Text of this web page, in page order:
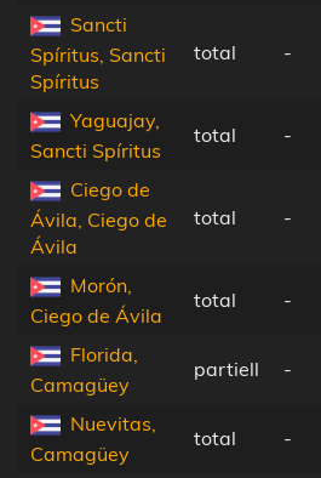
Sancti
Spíritus, Sancti
Spíritus
total -
Yaguajay,
Sancti Spíritus
total -
Ciego de
Ávila, Ciego de
Ávila
total -
Morón,
Ciego de Ávila
total -
Florida,
Camagüey
partiell -
Nuevitas,
Camagüey
total -